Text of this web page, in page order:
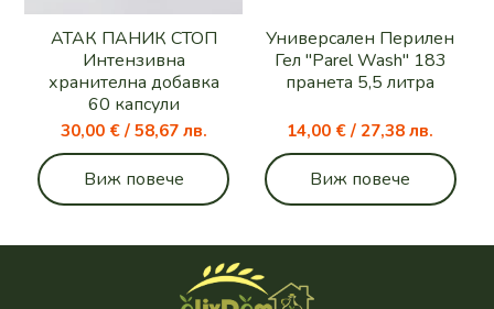
АТАК ПАНИК СТОП
Интензивна
хранителна добавка
60 капсули
30,00 € / 58,67 лв.
Виж повече
Универсален Перилен
Гел "Parel Wash" 183
пранета 5,5 литра
14,00 € / 27,38 лв.
Виж повече